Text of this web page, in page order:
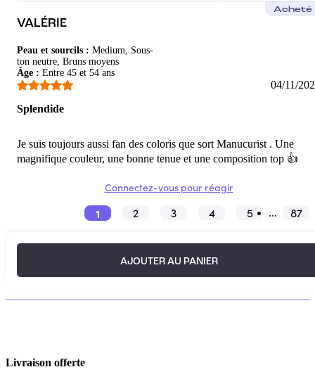
VALÉRIE
Peau et sourcils : Medium, Sous-
ton neutre, Bruns moyens
Âge : Entre 45 et 54 ans
Acheté
04/11/
Splendide
Je suis toujours aussi fan des coloris que sort Manucurist . Une
magnifique couleur, une bonne tenue et une composition top 👍
Connectez-vous pour réagir
1 2 3 4 5 ... 87
AJOUTER AU PANIER
Livraison offerte